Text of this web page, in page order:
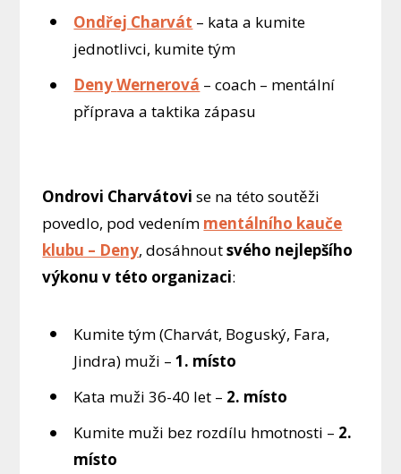
Ondřej Charvát – kata a kumite
jednotlivci, kumite tým
DenyWernerová – coach – mentální
příprava a taktika zápasu
Ondrovi Charvátovi se na této soutěži
povedlo, pod vedením mentálního kauče
klubu – Deny, dosáhnoutsvého nejlepšího
výkonu v této organizaci:
Kumite tým (Charvát, Boguský, Fara,
Jindra) muži –1. místo
Kata muži 36-40 let – 2. místo
Kumite muži bez rozdílu hmotnosti – 2.
místo